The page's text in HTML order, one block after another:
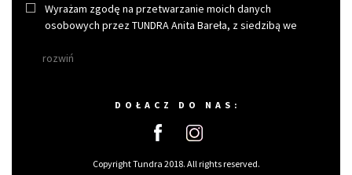
Wyrażam zgodę na przetwarzanie moich danych
osobowych przez TUNDRA Anita Bareła, z siedzibą we
rozwiń
DOŁACZ DO NAS:
Copyright Tundra 2018. All rights reserved.